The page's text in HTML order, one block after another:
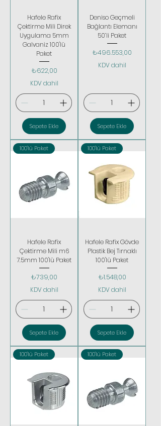
Hafele Rafix
Çektirme Mili Direk
Uygulama 5mm
Galvaniz 100'lü
Paket
Fiyat
₺622,00
KDV dahil
Sepete Ekle
Deniso Geçmeli
Bağlantı Elemanı
50’li Paket
Fiyat
₺496.553,00
KDV dahil
Sepete Ekle
100'lü Paket
Hafele Rafix
Çektirme Mili m6
7.5mm 100'lü Paket
Fiyat
₺739,00
KDV dahil
Sepete Ekle
100'lü Paket
Hafele Rafix Gövde
Plastik Bej Tırnaklı
100'lü Paket
Fiyat
₺1.548,00
KDV dahil
Sepete Ekle
100'lü Paket 100'lü Paket